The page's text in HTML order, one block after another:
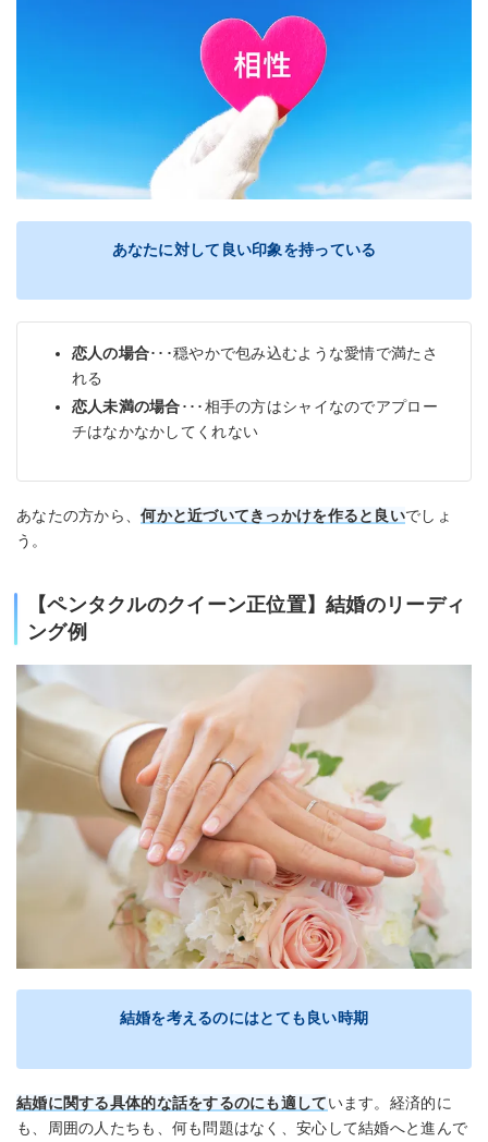
あなたに対して良い印象を持っている
恋人の場合･･･穏やかで包み込むような愛情で満たさ
れる
恋人未満の場合･･･相手の方はシャイなのでアプロー
チはなかなかしてくれない
あなたの方から、何かと近づいてきっかけを作ると良いでしょ
う。
【ペンタクルのクイーン正位置】結婚のリーディ
ング例
結婚を考えるのにはとても良い時期
結婚に関する具体的な話をするのにも適しています。経済的に
も、周囲の人たちも、何も問題はなく、安心して結婚へと進んで